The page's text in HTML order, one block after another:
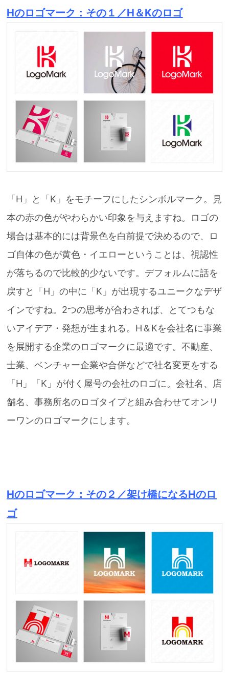
Hのロゴマーク：その１／H＆Kのロゴ
「H」と「K」をモチーフにしたシンボルマーク。見
本の赤の色がやわらかい印象を与えますね。ロゴの
場合は基本的には背景色を白前提で決めるので、ロ
ゴ自体の色が黄色・イエローということは、視認性
が落ちるので比較的少ないです。デフォルムに話を
戻すと「H」の中に「K」が出現するユニークなデザ
インですね。2つの思考が合わされば、とてつもな
いアイデア・発想が生まれる。H＆Kを会社名に事業
を展開する企業のロゴマークに最適です。不動産、
士業、ベンチャー企業や合併などで社名変更をする
「H」「K」が付く屋号の会社のロゴに。会社名、店
舗名、事務所名のロゴタイプと組み合わせてオンリ
ーワンのロゴマークにします。
Hのロゴマーク：その２／架け橋になるHのロ
ゴ